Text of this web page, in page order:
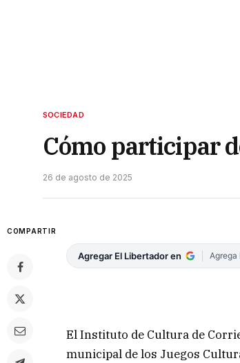
SOCIEDAD
Cómo participar
26 de agosto de 2025
COMPARTIR
Agregar El Libertador en Agrega
El Instituto de Cultura de
municipal de los Juegos